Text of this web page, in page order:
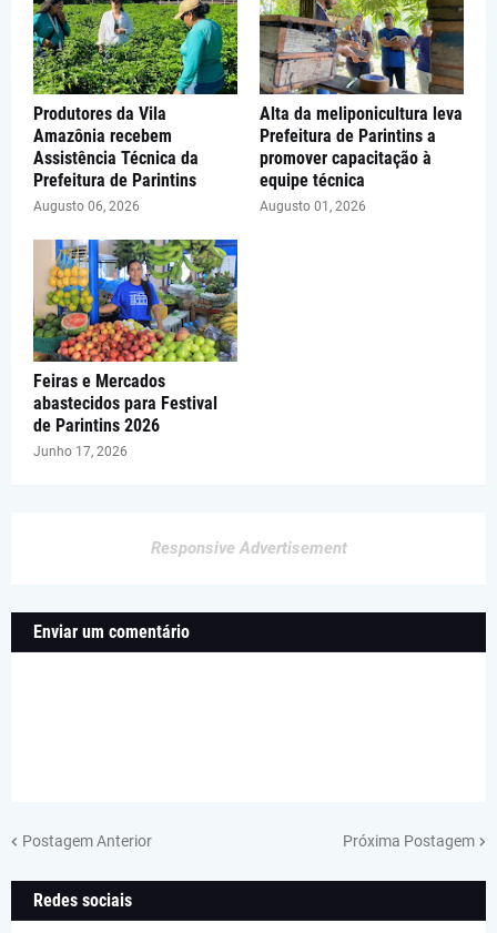
Produtores da Vila
Amazônia recebem
Assistência Técnica da
Prefeitura de Parintins
Augusto 06, 2026
Alta da meliponicultura leva
Prefeitura de Parintins a
promover capacitação à
equipe técnica
Augusto 01, 2026
Feiras e Mercados
abastecidos para Festival
de Parintins 2026
Junho 17, 2026
Responsive Advertisement
Enviar um comentário
Postagem Anterior Próxima Postagem
Redes sociais